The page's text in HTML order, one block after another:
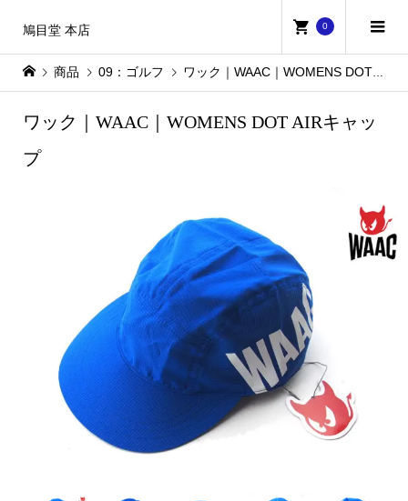
鳩目堂 本店 0
商品 09：ゴルフ ワック｜WAAC｜WOMENS DOT AIRキャップ
ワック｜WAAC｜WOMENS DOT AIRキャッ
プ